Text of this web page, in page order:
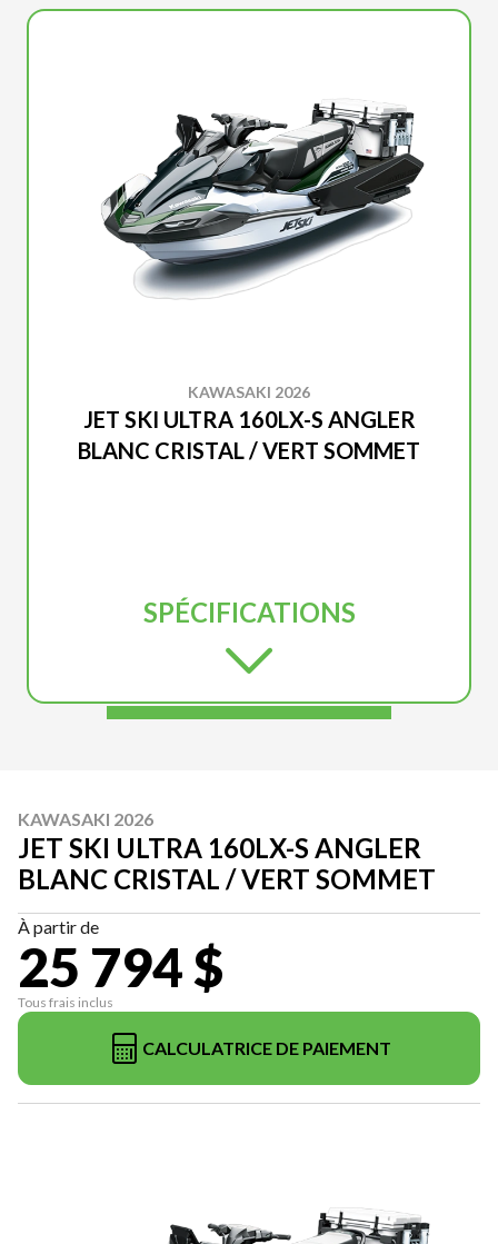
KAWASAKI 2026
JET SKI ULTRA 160LX-S ANGLER
BLANC CRISTAL / VERT SOMMET
SPÉCIFICATIONS
KAWASAKI 2026
JET SKI ULTRA 160LX-S ANGLER
BLANC CRISTAL / VERT SOMMET
À partir de
25 794 $
Tous frais inclus
CALCULATRICE DE PAIEMENT